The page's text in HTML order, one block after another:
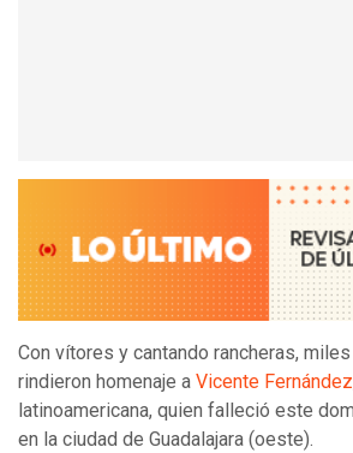
Con vítores y cantando rancheras,
rindieron homenaje a Vicente Fernández
latinoamericana, quien falleció este
en la ciudad de Guadalajara (oeste).